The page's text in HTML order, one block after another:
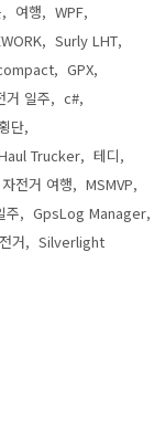
여행
WPF
Surly LHT
GPX
거 일주
c#
단
Trucker
테디
자전거 여행
MSMVP
주
GpsLog Manager
거 Silverlight